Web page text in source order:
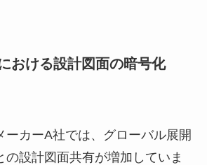
おける設計図面の暗号化
ーカーA社では、グローバル展開
の設計図面共有が増加していま